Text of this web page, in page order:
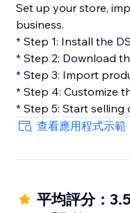
Set up your store,
business.
* Step 1: Install the
* Step 2: Download
* Step 3: Import
* Step 4: Customize
* Step 5: Start selling
查看應用程式示範
平均評分：